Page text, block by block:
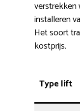
verstrekken
installeren
Het soort
kostprijs.
Type lift